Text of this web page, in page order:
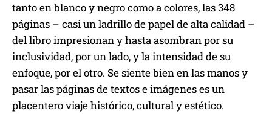
tanto en blanco y negro como a colores, las 348
páginas – casi un ladrillo de papel de alta calidad –
del libro impresionan y hasta asombran por su
inclusividad, por un lado, y la intensidad de su
enfoque, por el otro. Se siente bien en las manos y
pasar las páginas de textos e imágenes es un
placentero viaje histórico, cultural y estético.